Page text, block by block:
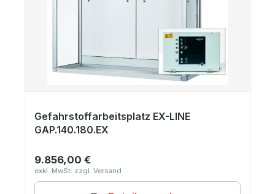
Gefahrstoffarbeitsplatz EX-LINE
GAP.140.180.EX
Regulärer Preis:
9.856,00 €